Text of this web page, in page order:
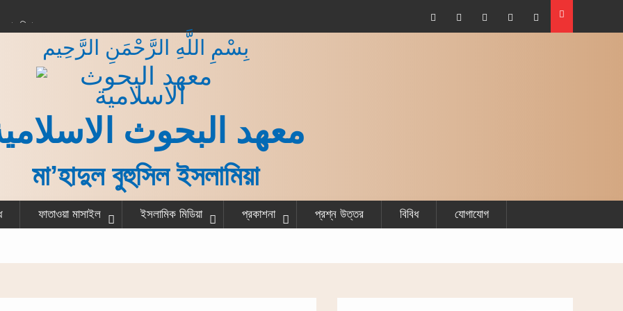
বিধান
শেষ করে একজন
গরু বর্গা দেওয়ার বিধান
بِسْمِ اللَّهِ الرَّحْمَنِ الرَّحِيم
معهد البحوث
মা’হাদুল বুহুসিল ইসলামিয়া
ফাতাওয়া মাসাইল ইসলামিক মিডিয়া প্রকাশনা প্রশ্ন উত্তর বিবিধ যোগাযোগ